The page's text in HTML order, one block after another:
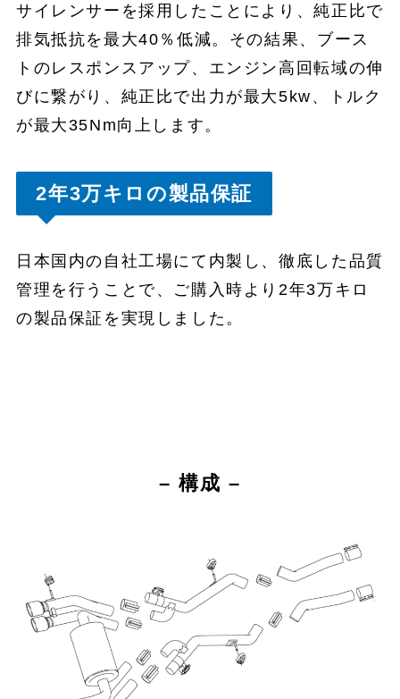
サイレンサーを採用したことにより、純正比で
排気抵抗を最大40％低減。その結果、ブース
トのレスポンスアップ、エンジン高回転域の伸
びに繋がり、純正比で出力が最大5kw、トルク
が最大35Nm向上します。
2年3万キロの製品保証
日本国内の自社工場にて内製し、徹底した品質
管理を行うことで、ご購入時より2年3万キロ
の製品保証を実現しました。
– 構成 –